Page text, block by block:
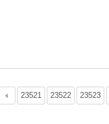
23521 23522 23523
다음 맨끝